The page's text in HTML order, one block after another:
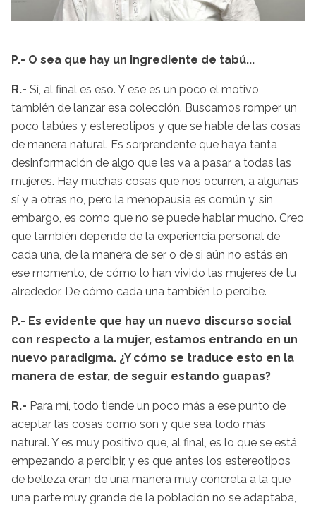
P.- O sea que hay un ingrediente de tabú...
R.- Sí, al final es eso. Y ese es un poco el motivo
también de lanzar esa colección. Buscamos romper un
poco tabúes y estereotipos y que se hable de las cosas
de manera natural. Es sorprendente que haya tanta
desinformación de algo que les va a pasar a todas las
mujeres. Hay muchas cosas que nos ocurren, a algunas
sí y a otras no, pero la menopausia es común y, sin
embargo, es como que no se puede hablar mucho. Creo
que también depende de la experiencia personal de
cada una, de la manera de ser o de si aún no estás en
ese momento, de cómo lo han vivido las mujeres de tu
alrededor. De cómo cada una también lo percibe.
P.- Es evidente que hay un nuevo discurso social
con respecto a la mujer, estamos entrando en un
nuevo paradigma. ¿Y cómo se traduce esto en la
manera de estar, de seguir estando guapas?
R.- Para mí, todo tiende un poco más a ese punto de
aceptar las cosas como son y que sea todo más
natural. Y es muy positivo que, al final, es lo que se está
empezando a percibir, y es que antes los estereotipos
de belleza eran de una manera muy concreta a la que
una parte muy grande de la población no se adaptaba,